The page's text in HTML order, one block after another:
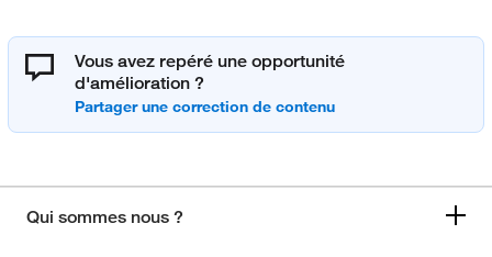
Vous avez repéré une opportunité
d'amélioration ?
Qui sommes nous ?